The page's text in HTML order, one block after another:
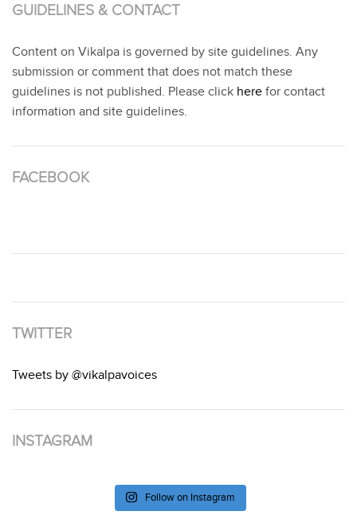
GUIDELINES & CONTACT
Content on Vikalpa is governed by site guidelines. Any
submission or comment that does not match these
guidelines is not published. Please click here for contact
information and site guidelines.
FACEBOOK
TWITTER
Tweets by @vikalpavoices
INSTAGRAM
Follow on Instagram